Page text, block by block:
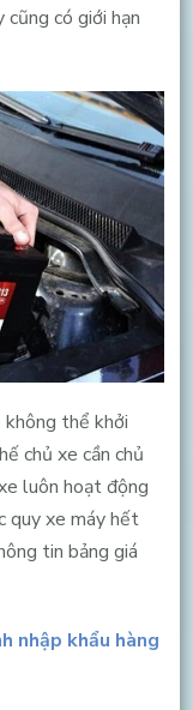
có giới hạn
thể khởi
chủ xe cần chủ
luôn hoạt động
quy xe máy hết
tin bảng giá
nhập khẩu hàng